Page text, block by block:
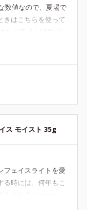
数値なので、夏場で
きはこちらを使って
ルブライトUVなど
い保湿感もあり、
り感や乾燥する感じ
ちょうど良い着け
白浮きせず自然と
こちらとサンスクリ
十分対応できます。
段も1000円ちょっ
ス モイスト 35g
フェイスライトを愛
る時には、何年もこ